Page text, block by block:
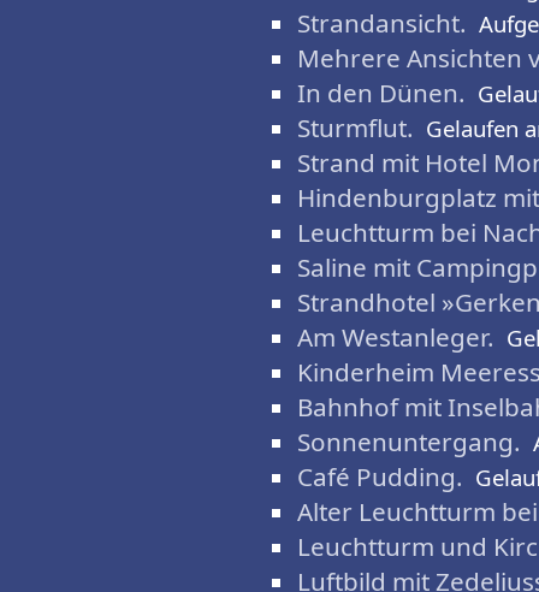
Strandansicht.
Mehrere Ansichten
In den Dünen.
Sturmflut. Gelaufen
Strand mit Hotel
Hindenburgplatz
Leuchtturm bei
Saline mit
Strandhotel
Am Westanleger.
Kinderheim
Bahnhof mit
Sonnenuntergang.
Café Pudding.
Alter Leuchtturm
Leuchtturm und
Luftbild mit